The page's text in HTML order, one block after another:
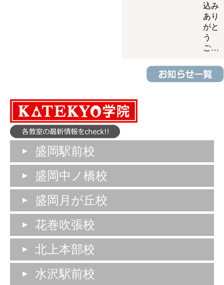
込み
あり
がと
う
ご…
盛岡駅前校
盛岡中ノ橋校
盛岡月が丘校
花巻吹張校
北上本部校
水沢駅前校